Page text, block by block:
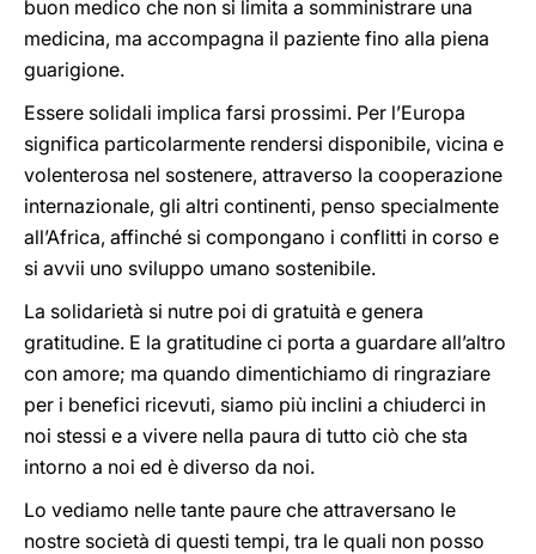
buon medico che non si limita a somministrare una
medicina, ma accompagna il paziente fino alla piena
guarigione.
Essere solidali implica farsi prossimi. Per l’Europa
significa particolarmente rendersi disponibile, vicina e
volenterosa nel sostenere, attraverso la cooperazione
internazionale, gli altri continenti, penso specialmente
all’Africa, affinché si compongano i conflitti in corso e
si avvii uno sviluppo umano sostenibile.
La solidarietà si nutre poi di gratuità e genera
gratitudine. E la gratitudine ci porta a guardare all’altro
con amore; ma quando dimentichiamo di ringraziare
per i benefici ricevuti, siamo più inclini a chiuderci in
noi stessi e a vivere nella paura di tutto ciò che sta
intorno a noi ed è diverso da noi.
Lo vediamo nelle tante paure che attraversano le
nostre società di questi tempi, tra le quali non posso